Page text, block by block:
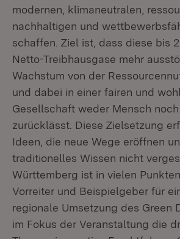
modernen, klimaneutralen,
nachhaltigen und
schaffen. Ziel ist, dass diese bis
Netto-Treibhausgase mehr
Wachstum von der
und dabei in einer fairen und
Gesellschaft weder Mensch
zurücklässt. Diese Zielsetzung
Ideen, die neue Wege eröffnen
traditionelles Wissen nicht
Württemberg ist in vielen
Vorreiter und Beispielgeber für
regionale Umsetzung des Green
im Fokus der Veranstaltung die